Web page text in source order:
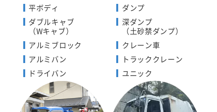
平ボディ
ダブルキャブ
（Wキャブ）
アルミブロック
アルミバン
ドライバン
ダンプ
深ダンプ
（土砂禁ダンプ）
クレーン車
トラッククレーン
ユニック